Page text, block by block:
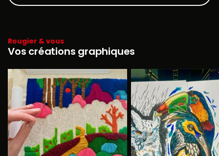
Rougier & vous
Vos créations graphiques